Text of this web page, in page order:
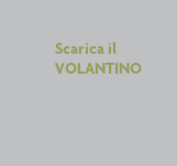
Scarica il
VOLANTINO